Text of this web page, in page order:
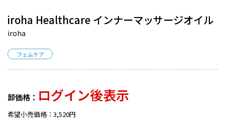
iroha Healthcare インナーマッサージオイル
iroha
フェムケア
卸価格： ログイン後表示
希望小売価格：3,520円